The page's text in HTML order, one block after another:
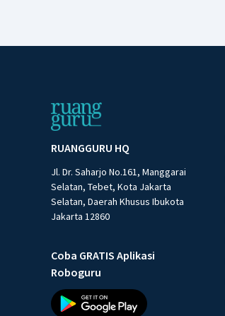
RUANGGURU HQ
Jl. Dr. Saharjo No.161, Manggarai
Selatan, Tebet, Kota Jakarta
Selatan, Daerah Khusus Ibukota
Jakarta 12860
Coba GRATIS Aplikasi
Roboguru